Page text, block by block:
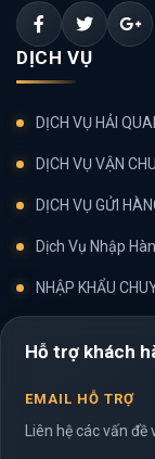
DỊCH VỤ
DỊCH VỤ HẢI
DỊCH VỤ VẬN
DỊCH VỤ GỬI
Dịch Vụ Nhập
NHẬP KHẨU
Hỗ trợ khách
EMAIL HỖ TRỢ
Liên hệ các vấn